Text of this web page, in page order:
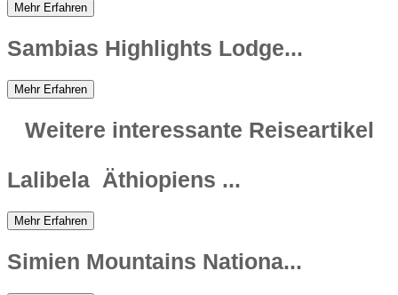
Mehr Erfahren
Sambias Highlights Lodge...
Mehr Erfahren
Weitere interessante Reiseartikel
Lalibela  Äthiopiens ...
Mehr Erfahren
Simien Mountains Nationa...